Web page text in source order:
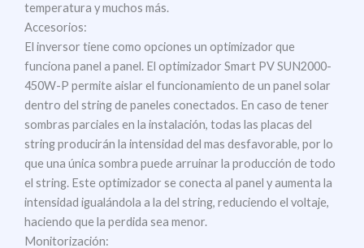
temperatura y muchos más.
Accesorios:
El inversor tiene como opciones un optimizador que
funciona panel a panel. El optimizador Smart PV SUN2000-
450W-P permite aislar el funcionamiento de un panel solar
dentro del string de paneles conectados. En caso de tener
sombras parciales en la instalación, todas las placas del
string producirán la intensidad del mas desfavorable, por lo
que una única sombra puede arruinar la producción de todo
el string. Este optimizador se conecta al panel y aumenta la
intensidad igualándola a la del string, reduciendo el voltaje,
haciendo que la perdida sea menor.
Monitorización: